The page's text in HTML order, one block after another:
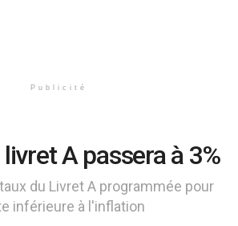
Publicité
A passera à 3%
du Livret A programmée pour
inférieure à l'inflation